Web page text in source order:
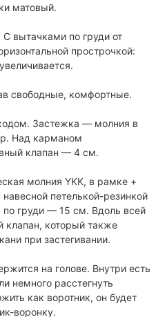
матовый.
вытачками по груди от
прострочкой:
свободные, комфортные.
Застежка — молния в
Над карманом
клапан — 4 см.
молния YKK, в рамке +
петелькой-резинкой
по груди — 15 см. Вдоль всей
клапан, который также
при застегивании.
на голове. Внутри есть
немного расстегнуть
как воротник, он будет
воронку.